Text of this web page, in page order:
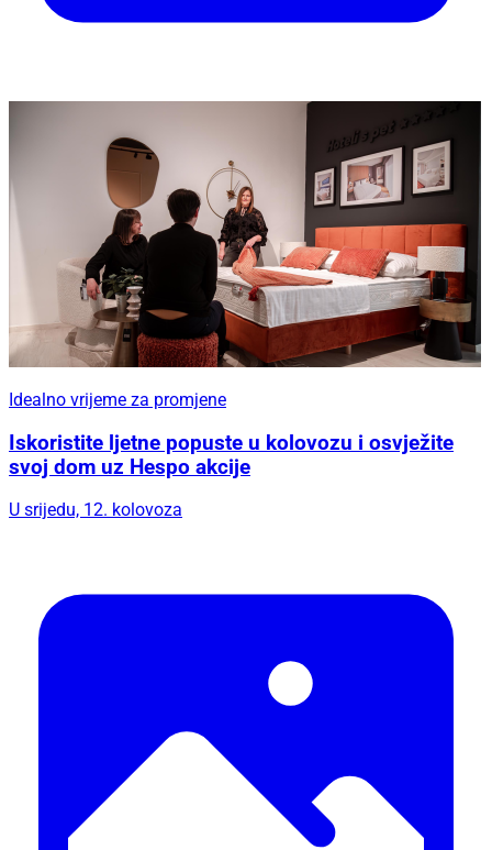
Idealno vrijeme za promjene
Iskoristite ljetne popuste u kolovozu i osvježite
svoj dom uz Hespo akcije
U srijedu, 12. kolovoza